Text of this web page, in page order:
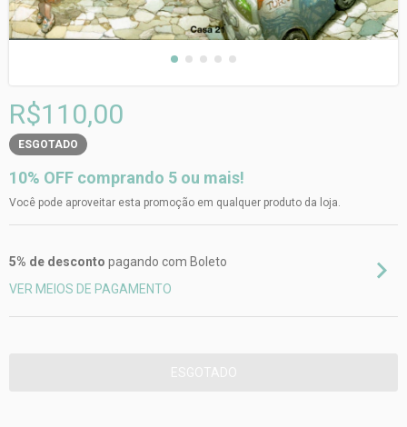
R$110,00
ESGOTADO
10% OFF comprando 5 ou mais!
Você pode aproveitar esta promoção em qualquer produto da loja.
5% de desconto pagando com Boleto
VER MEIOS DE PAGAMENTO